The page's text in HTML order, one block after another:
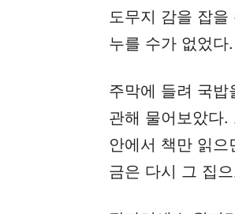
도무지 감을 잡
누를 수가 없었다.
주막에 들려 국밥
관해 물어보았다
안에서 책만 읽
금은 다시 그 집